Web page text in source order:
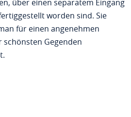
über einen separatem Eingang
worden sind. Sie
für einen angenehmen
Gegenden